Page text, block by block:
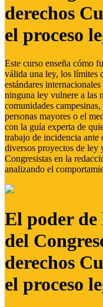
derechos
el proceso
Este curso enseña cómo
válida una ley, los límites
estándares
ninguna ley vulnere a las
comunidades
personas mayores o el
con la guía experta de
trabajo de incidencia ante
diversos proyectos de ley
Congresistas en la
analizando el
El poder
del
derechos
el proceso